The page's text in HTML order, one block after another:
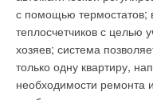
с помощью термостатов;
теплосчетчиков с целью
хозяев; система
только одну квартиру,
необходимости ремонта
Рис. 7.
муфт
моторов мощностью до
преобразователи
устанавливаться только
KSB GROUP